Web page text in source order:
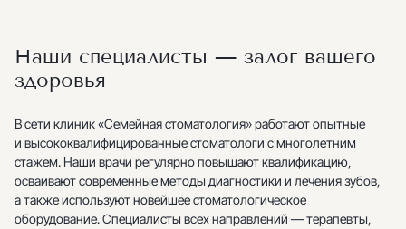
Наши специалисты — залог вашего
здоровья
В сети клиник «Семейная стоматология» работают опытные
и высококвалифицированные стоматологи с многолетним
стажем. Наши врачи регулярно повышают квалификацию,
осваивают современные методы диагностики и лечения зубов,
а также используют новейшее стоматологическое
оборудование. Специалисты всех направлений — терапевты,